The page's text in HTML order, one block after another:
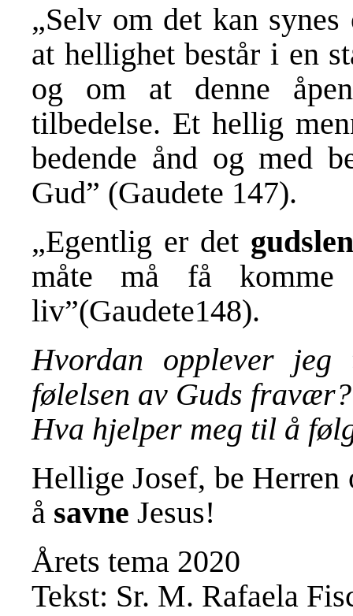
„Selv om det kan
at hellighet består i en
og om at denne
tilbedelse. Et hellig
bedende ånd og med
Gud” (Gaudete 147).
„Egentlig er det
måte må få
liv”(Gaudete148).
Hvordan opplever
følelsen av Guds fravær?
Hva hjelper meg til å
Hellige Josef, be
å savne Jesus!
Årets tema 2020
Tekst: Sr. M. Rafaela